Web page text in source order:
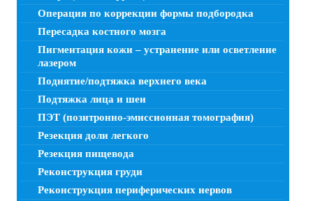
Операция по коррекции формы подбородка
Пересадка костного мозга
Пигментация кожи – устранение или осветление
лазером
Поднятие/подтяжка верхнего века
Подтяжка лица и шеи
ПЭТ (позитронно-эмиссионная томография)
Резекция доли легкого
Резекция пищевода
Реконструкция груди
Реконструкция периферических нервов